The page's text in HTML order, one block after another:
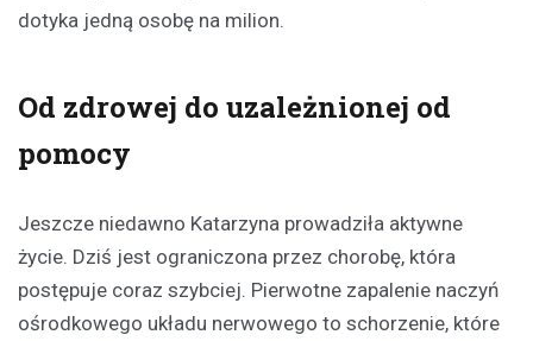
dotyka jedną osobę na milion.
Od zdrowej do uzależnionej od
pomocy
Jeszcze niedawno Katarzyna prowadziła aktywne
życie. Dziś jest ograniczona przez chorobę, która
postępuje coraz szybciej. Pierwotne zapalenie naczyń
ośrodkowego układu nerwowego to schorzenie, które